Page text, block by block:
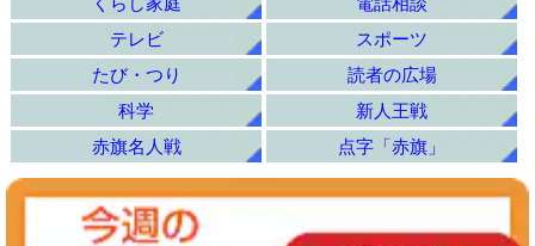
テレビ
スポーツ
たび・つり
読者の広場
科学
新人王戦
赤旗名人戦
点字「赤旗」